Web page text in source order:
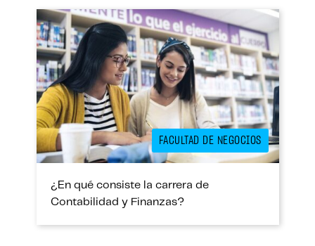
FACULTAD DE NEGOCIOS
¿En qué consiste la carrera de
Contabilidad y Finanzas?